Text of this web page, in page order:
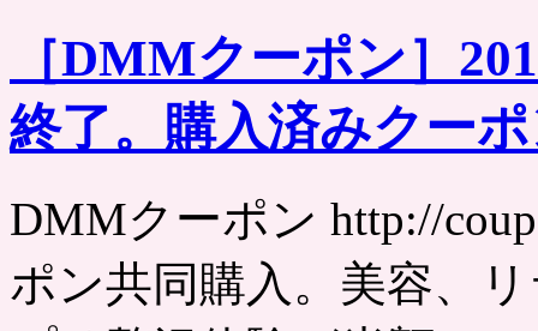
［DMMクーポン］
終了。購入済みクー
DMMクーポン http://
ポン共同購入。美容、